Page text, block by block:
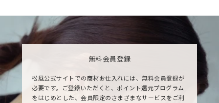
無料会員登録
松風公式サイトでの商材お仕入れには、無料会員登録が
必要です。ご登録いただくと、ポイント還元プログラム
をはじめとした、会員限定のさまざまなサービスをご利